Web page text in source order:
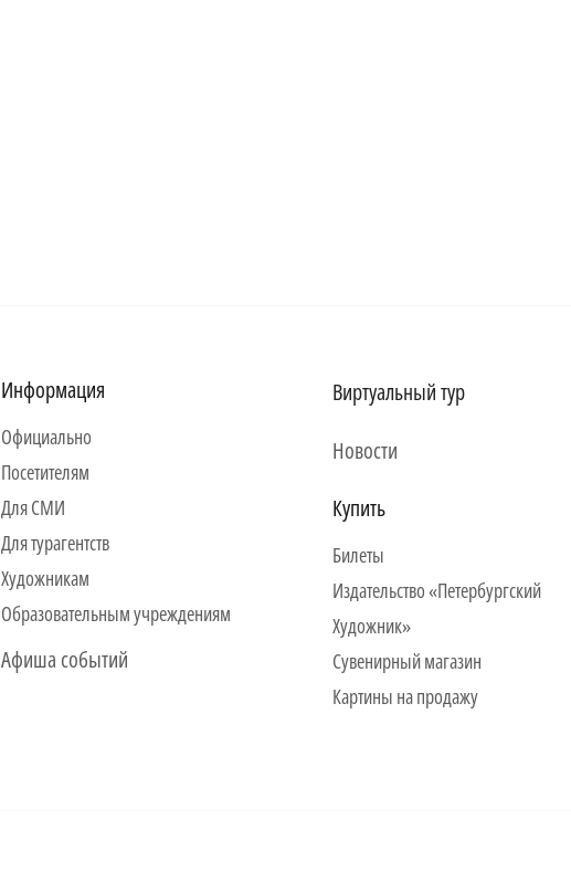
Информация
Официально
Посетителям
Для СМИ
Для турагентств
Художникам
Образовательным учреждениям
Афиша событий
Виртуальный тур
Новости
Купить
Билеты
Издательство «Петербургский
Художник»
Сувенирный магазин
Картины на продажу